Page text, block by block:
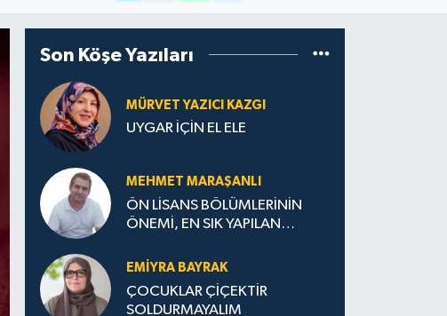
Son Köşe Yazıları
MÜRVET YAZICI KAZGI
UYGAR İÇİN EL ELE
MEHMET MARAŞANLI
ÖN LİSANS BÖLÜMLERİNİN
ÖNEMİ, EN SIK YAPILAN
STRATEJİLERİ
EMIYRA BAYRAK
ÇOCUKLAR ÇİÇEKTİR
SOLDURMAYALIM